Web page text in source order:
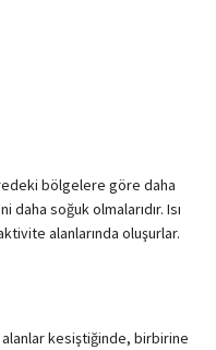
bölgelere göre daha
soğuk olmalarıdır. Isı
alanlarında oluşurlar.
alanlar kesiştiğinde, birbirine